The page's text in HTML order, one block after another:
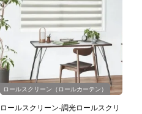
JCオリジナル
ロールスクリーン（ロールカーテン）
ロールスクリーン-調光ロールスクリ